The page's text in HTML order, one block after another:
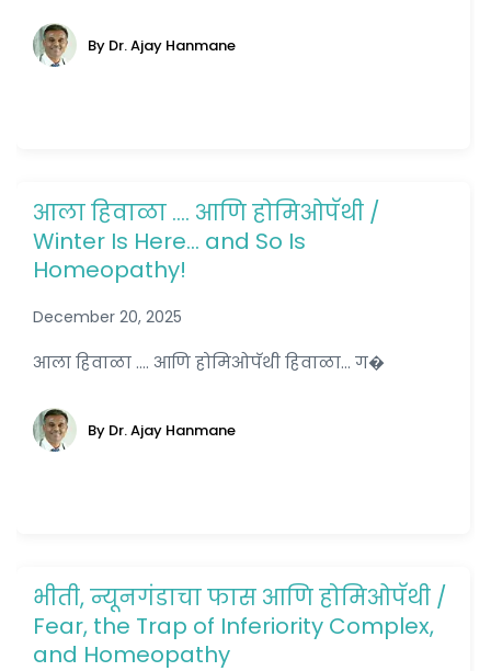
By Dr. Ajay Hanmane
आला हिवाळा …. आणि होमिओपॅथी /
Winter Is Here… and So Is
Homeopathy!
December 20, 2025
आला हिवाळा .... आणि होमिओपॅथी हिवाळा... ग�
By Dr. Ajay Hanmane
भीती, न्यूनगंडाचा फास आणि होमिओपॅथी /
Fear, the Trap of Inferiority Complex,
and Homeopathy